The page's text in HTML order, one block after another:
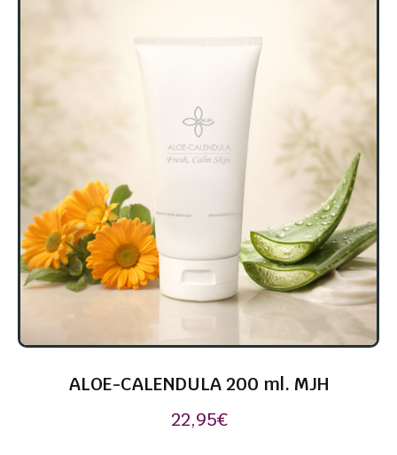
ALOE-CALENDULA 200 ml. MJH
22,95€